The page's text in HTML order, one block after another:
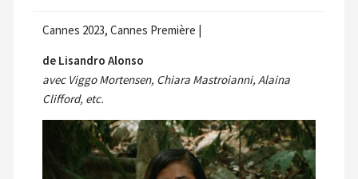
Cannes 2023, Cannes Première |
de Lisandro Alonso
avec Viggo Mortensen, Chiara Mastroianni, Alaina
Clifford, etc.